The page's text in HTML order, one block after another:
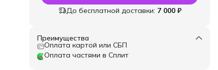
До бесплатной доставки: 7 000 ₽
Преимущества
Оплата картой или СБП
Оплата частями в Сплит